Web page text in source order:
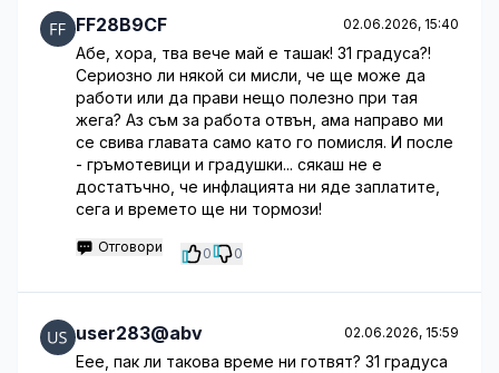
FF28B9CF 02.06.2026, 15:40
Абе, хора, тва вече май е ташак! 31 градуса?!
Сериозно ли някой си мисли, че ще може да
работи или да прави нещо полезно при тая
жега? Аз съм за работа отвън, ама направо ми
се свива главата само като го помисля. И после
- гръмотевици и градушки... сякаш не е
достатъчно, че инфлацията ни яде заплатите,
сега и времето ще ни тормози!
Отговори 0 0
user283@abv 02.06.2026, 15:59
Еее, пак ли такова време ни готвят? 31 градуса